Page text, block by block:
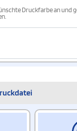
Druckfarbe an und